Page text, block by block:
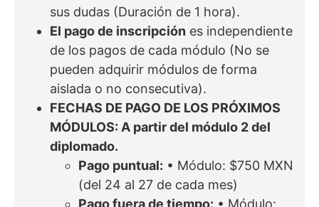
sus dudas (Duración de 1 hora).
El pago de inscripción es independiente
de los pagos de cada módulo (No se
pueden adquirir módulos de forma
aislada o no consecutiva).
FECHAS DE PAGO DE LOS PRÓXIMOS
MÓDULOS: A partir del módulo 2 del
diplomado.
Pago puntual: • Módulo: $750 MXN
(del 24 al 27 de cada mes)
Pago fuera de tiempo: • Módulo: